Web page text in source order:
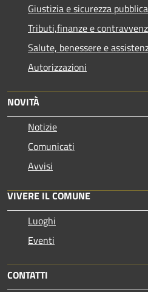
Giustizia e sicurezza pubblica
Tributi,finanze e
Salute, benessere e
Autorizzazioni
NOVITÀ
Notizie
Comunicati
Avvisi
VIVERE IL COMUNE
Luoghi
Eventi
CONTATTI